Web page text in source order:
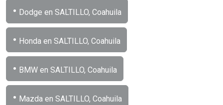
• Dodge en SALTILLO, Coahuila
• Honda en SALTILLO, Coahuila
• BMW en SALTILLO, Coahuila
• Mazda en SALTILLO, Coahuila